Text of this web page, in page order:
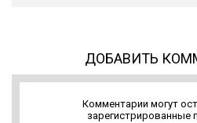
ДОБАВИТЬ
Комментарии могут
зарегистрированные